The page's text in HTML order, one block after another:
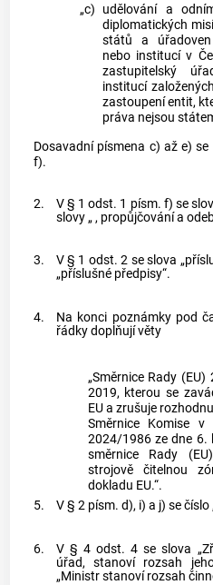
„c) udělování a
diplomatických
států a úřadoven
nebo institucí v
zastupitelský
institucí
zastoupení entit,
práva nejsou
Dosavadní písmena c) až e)
f).
2.
V § 1 odst. 1 písm. f) se
slovy „ , propůjčování a
3.
V § 1 odst. 2 se slova
„příslušné předpisy“.
4.
Na konci poznámky pod
řádky doplňují věty
„Směrnice Rady
2019, kterou se
EU a zrušuje
Směrnice Komise v
2024/1986 ze dne 6.
směrnice Rady
strojově čitelnou
dokladu EU.“.
5.
V § 2 písm. d), i) a j) se číslo
6.
V § 4 odst. 4 se slova
úřad, stanoví rozsah
„Ministr stanoví rozsah